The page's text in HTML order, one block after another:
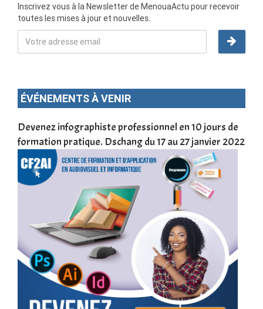
Inscrivez vous à la Newsletter de MenouaActu pour recevoir
toutes les mises à jour et nouvelles.
ÉVÉNEMENTS À VENIR
Devenez infographiste professionnel en 10 jours de
formation pratique. Dschang du 17 au 27 janvier 2022